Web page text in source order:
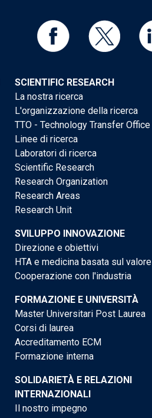
SCIENTIFIC RESEARCH
La nostra ricerca
L'organizzazione della ricerca
TTO - Technology Transfer Office
Linee di ricerca
Laboratori di ricerca
Scientific Research
Research Organization
Research Areas
Research Unit
SVILUPPO INNOVAZIONE
Direzione e obiettivi
HTA e medicina basata sul valore
Cooperazione con l'industria
FORMAZIONE E UNIVERSITÀ
Master Universitari Post Laurea
Corsi di laurea
Accreditamento ECM
Formazione interna
SOLIDARIETÀ E RELAZIONI
INTERNAZIONALI
Il nostro impegno